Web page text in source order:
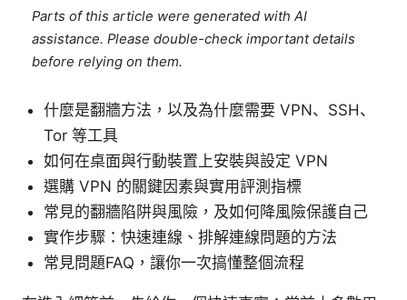
Parts of this article were generated with AI
assistance. Please double-check important details
before relying on them.
什麼是翻牆方法，以及為什麼需要 VPN、SSH、
Tor 等工具
如何在桌面與行動裝置上安裝與設定 VPN
選購 VPN 的關鍵因素與實用評測指標
常見的翻牆陷阱與風險，及如何降風險保護自己
實作步驟：快速連線、排解連線問題的方法
常見問題FAQ，讓你一次搞懂整個流程